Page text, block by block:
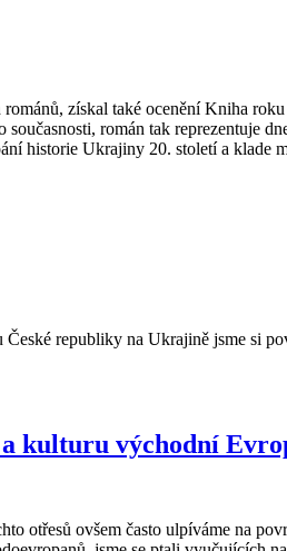
získal také ocenění Kniha
román tak reprezentuje
historie Ukrajiny 20. století a klade
republiky na Ukrajině jsme si
kulturu východní
otřesů ovšem často ulpíváme na